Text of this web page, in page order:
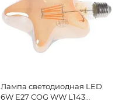
Лампа светодиодная LED
6W E27 COG WW L143